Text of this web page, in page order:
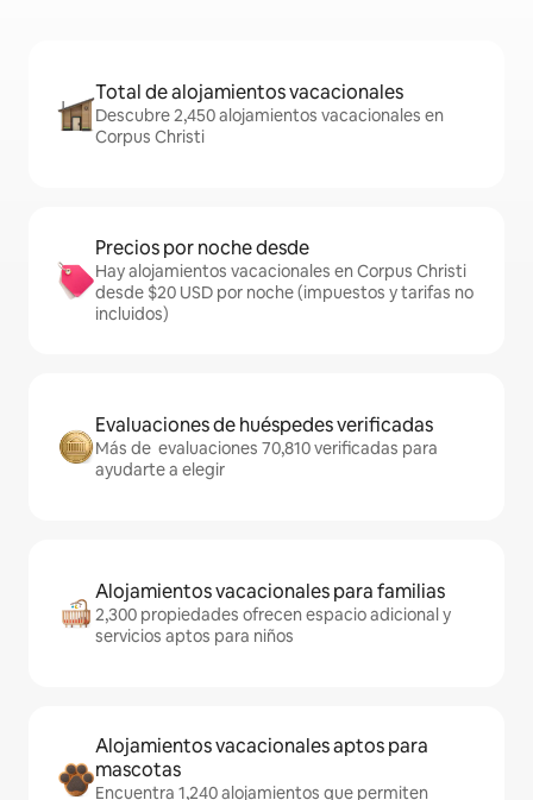
Total de alojamientos vacacionales
Descubre 2,450 alojamientos vacacionales en
Corpus Christi
Precios por noche desde
Hay alojamientos vacacionales en Corpus Christi
desde $20 USD por noche (impuestos y tarifas no
incluidos)
Evaluaciones de huéspedes verificadas
Más de evaluaciones 70,810 verificadas para
ayudarte a elegir
Alojamientos vacacionales para familias
2,300 propiedades ofrecen espacio adicional y
servicios aptos para niños
Alojamientos vacacionales aptos para
mascotas
Encuentra 1,240 alojamientos que permiten